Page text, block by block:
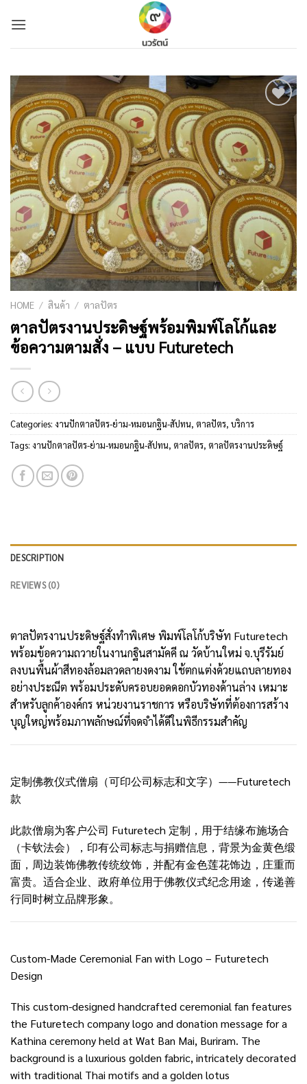
Add to
Wishlist
HOME / สินค้า / ตาลปัตร
ตาลปัตรงานประดิษฐ์พร้อมพิมพ์โลโก้และ
ข้อความตามสั่ง – แบบ Futuretech
Categories: งานปักตาลปัตร-ย่าม-หมอนกฐิน-สัปทน, ตาลปัตร, บริการ
Tags: งานปักตาลปัตร-ย่าม-หมอนกฐิน-สัปทน, ตาลปัตร, ตาลปัตรงานประดิษฐ์
DESCRIPTION
REVIEWS (0)
ตาลปัตรงานประดิษฐ์สั่งทำพิเศษ พิมพ์โลโก้บริษัท Futuretech
พร้อมข้อความถวายในงานกฐินสามัคคี ณ วัดบ้านใหม่ จ.บุรีรัมย์
ลงบนพื้นผ้าสีทองล้อมลวดลายงดงาม ใช้ตกแต่งด้วยแถบลายทอง
อย่างประณีต พร้อมประดับครอบยอดดอกบัวทองด้านล่าง เหมาะ
สำหรับลูกค้าองค์กร หน่วยงานราชการ หรือบริษัทที่ต้องการสร้าง
บุญใหญ่พร้อมภาพลักษณ์ที่จดจำได้ดีในพิธีกรรมสำคัญ
定制佛教仪式僧扇（可印公司标志和文字）——Futuretech
款
此款僧扇为客户公司 Futuretech 定制，用于结缘布施场合
（卡钦法会），印有公司标志与捐赠信息，背景为金黄色缎
面，周边装饰佛教传统纹饰，并配有金色莲花饰边，庄重而
富贵。适合企业、政府单位用于佛教仪式纪念用途，传递善
行同时树立品牌形象。
Custom-Made Ceremonial Fan with Logo – Futuretech
Design
This custom-designed handcrafted ceremonial fan features
the Futuretech company logo and donation message for a
Kathina ceremony held at Wat Ban Mai, Buriram. The
background is a luxurious golden fabric, intricately decorated
with traditional Thai motifs and a golden lotus